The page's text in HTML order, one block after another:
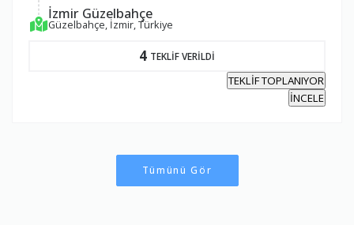
İzmir Güzelbahçe
Güzelbahçe, İzmir, Türkiye
4 TEKLİF VERİLDİ
TEKLİF TOPLANIYOR
İNCELE
Tümünü Gör